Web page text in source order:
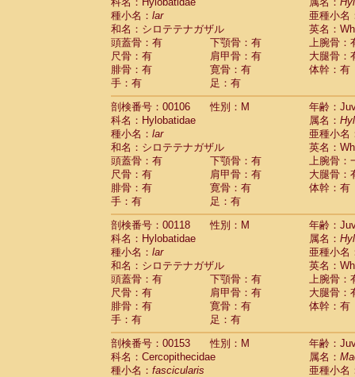
種小名： lar
亜種小名
和名：シロテテナガザル
英名：
頭蓋骨：有
下顎骨：有
上腕骨：
尺骨：有
肩甲骨：有
大腿骨：
腓骨：有
寛骨：有
体幹：有
手：有
足：有
剖検番号：00106
性別：M
年齢：
科名：Hylobatidae
属名：
種小名： lar
亜種小名
和名：シロテテナガザル
英名：
頭蓋骨：有
下顎骨：有
上腕骨：
尺骨：有
肩甲骨：有
大腿骨：
腓骨：有
寛骨：有
体幹：有
手：有
足：有
剖検番号：00118
性別：M
年齢：
科名：Hylobatidae
属名：
種小名： lar
亜種小名
和名：シロテテナガザル
英名：
頭蓋骨：有
下顎骨：有
上腕骨：
尺骨：有
肩甲骨：有
大腿骨：
腓骨：有
寛骨：有
体幹：有
手：有
足：有
剖検番号：00153
性別：M
年齢：
科名：Cercopithecidae
属名：
種小名： fascicularis
亜種小名